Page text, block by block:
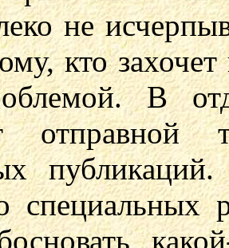
не
кто
В
отправной
специальных